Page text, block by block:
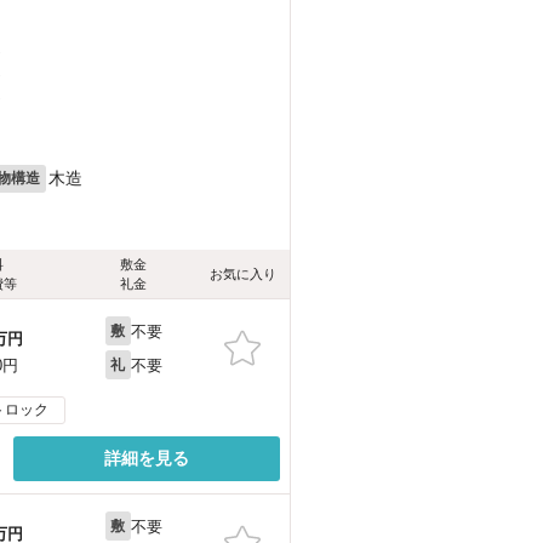
構造 木造
等
敷金
礼金
お気に入り
円
敷 不要
礼 不要
ロック
詳細を見る
円 敷 不要